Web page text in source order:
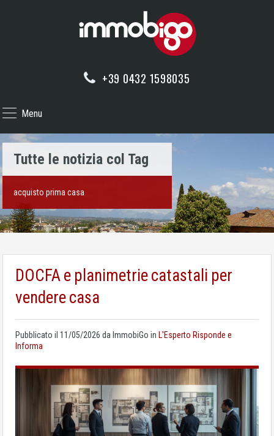
+39 0432 1598035
Menu
Tutte le notizia col Tag
acquisto prima casa
DOCFA e planimetrie catastali per
vendere casa
Pubblicato il 11/05/2026 da ImmobiGo in L'Esperto Risponde e
Informa